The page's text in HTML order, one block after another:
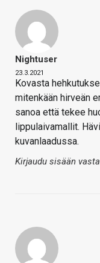
Nightuser
23.3.2021
Kovasta
mitenkään hirveän
sanoa että tekee
lippulaivamallit.
kuvanlaadussa.
Kirjaudu sisään